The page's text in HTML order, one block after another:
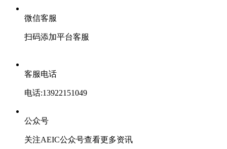
微信客服
扫码添加平台客服
客服电话
电话:13922151049
公众号
关注AEIC公众号查看更多资讯